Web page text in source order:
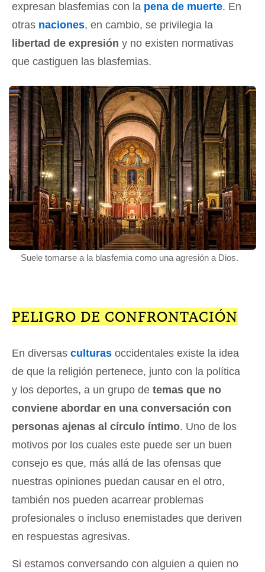
expresan blasfemias con la pena de muerte. En
otras naciones, en cambio, se privilegia la
libertad de expresión y no existen normativas
que castiguen las blasfemias.
Suele tomarse a la blasfemia como una agresión a Dios.
PELIGRO DE CONFRONTACIÓN
En diversas culturas occidentales existe la idea
de que la religión pertenece, junto con la política
y los deportes, a un grupo de temas que no
conviene abordar en una conversación con
personas ajenas al círculo íntimo. Uno de los
motivos por los cuales este puede ser un buen
consejo es que, más allá de las ofensas que
nuestras opiniones puedan causar en el otro,
también nos pueden acarrear problemas
profesionales o incluso enemistades que deriven
en respuestas agresivas.
Si estamos conversando con alguien a quien no